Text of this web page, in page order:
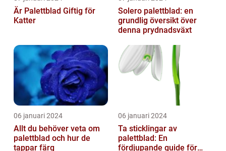
Är Palettblad Giftig för
Katter
Solero palettblad: en
grundlig översikt över
denna prydnadsväxt
06 januari 2024
Allt du behöver veta om
palettblad och hur de
tappar färg
06 januari 2024
Ta sticklingar av
palettblad: En
fördjupande guide för